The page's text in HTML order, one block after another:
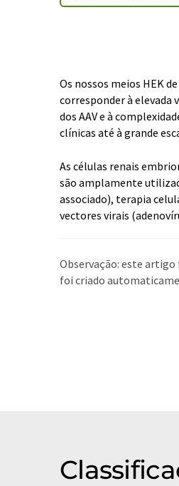
Os nossos meios HEK
corresponder à elevada
dos AAV e à
clínicas até à grande
As células renais
são amplamente
associado), terapia
vectores virais
Observação: este
foi criado